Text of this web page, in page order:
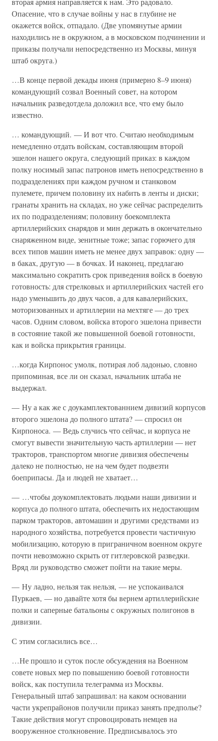
Опасение, что в случае войны у нас в глубине не
окажется войск, отпадало. (Две упомянутые армии
находились не в окружном, а в московском подчинении и
приказы получали непосредственно из Москвы, минуя
штаб округа.)
…В конце первой декады июня (примерно 8–9 июня)
командующий созвал Военный совет, на котором
начальник разведотдела доложил все, что ему было
известно.
… командующий. — И вот что. Считаю необходимым
немедленно отдать войскам, составляющим второй
эшелон нашего округа, следующий приказ: в каждом
полку носимый запас патронов иметь непосредственно в
подразделениях при каждом ручном и станковом
пулемете, причем половину их набить в ленты и диски;
гранаты хранить на складах, но уже сейчас распределить
их по подразделениям; половину боекомплекта
артиллерийских снарядов и мин держать в окончательно
снаряженном виде, зенитные тоже; запас горючего для
всех типов машин иметь не менее двух заправок: одну —
в баках, другую — в бочках. И наконец, предлагаю
максимально сократить срок приведения войск в боевую
готовность: для стрелковых и артиллерийских частей его
надо уменьшить до двух часов, а для кавалерийских,
моторизованных и артиллерии на мехтяге — до трех
часов. Одним словом, войска второго эшелона привести
в состояние такой же повышенной боевой готовности,
как и войска прикрытия границы.
…когда Кирпонос умолк, потирая лоб ладонью, словно
припоминая, все ли он сказал, начальник штаба не
выдержал.
— Ну а как же с доукамплектованнием дивизий корпусов
второго эшелона до полного штата? — спросил он
Кирпоноса. — Ведь случись что сейчас, и корпуса не
смогут вывести значительную часть артиллерии — нет
тракторов, транспортом многие дивизия обеспечены
далеко не полностью, не на чем будет подвезти
боеприпасы. Да и людей не хватает…
— …чтобы доукомплектовать людьми наши дивизии и
корпуса до полного штата, обеспечить их недостающим
парком тракторов, автомашин и другими средствами из
народного хозяйства, потребуется провести частичную
мобилизацию, которую в приграничном военном округе
почти невозможно скрыть от гитлеровской разведки.
Вряд ли руководство сможет пойти на такие меры.
— Ну ладно, нельзя так нельзя, — не успокаивался
Пуркаев, — но давайте хотя бы вернем артиллерийские
полки и саперные батальоны с окружных полигонов в
дивизии.
С этим согласились все…
…Не прошло и суток после обсуждения на Военном
совете новых мер по повышению боевой готовности
войск, как поступила телеграмма из Москвы.
Генеральный штаб запрашивал: на каком основании
части укрепрайонов получили приказ занять предполье?
Такие действия могут спровоцировать немцев на
вооруженное столкновение. Предписывалось это